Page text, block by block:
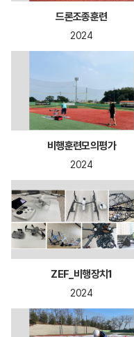
드론조종훈련
2024
비행훈련모의평가
2024
ZEF_비행장치1
2024